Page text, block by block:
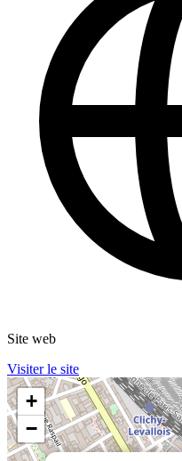
Site web
Visiter le site
+
−